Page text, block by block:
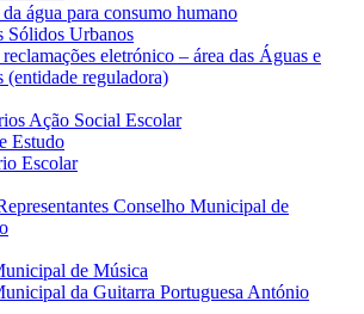
água para consumo humano
Sólidos Urbanos
eletrónico – área das Águas e
(entidade reguladora)
Ação Social Escolar
Estudo
Escolar
Conselho Municipal de
de Música
da Guitarra Portuguesa António